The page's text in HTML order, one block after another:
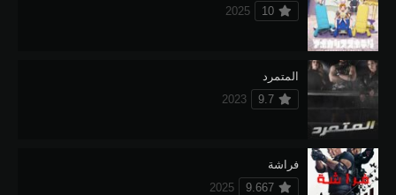
10
2025
المتمرد
9.7
2023
فراشة
9.667
2025